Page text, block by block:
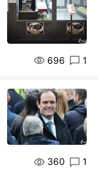
696 1
360 1